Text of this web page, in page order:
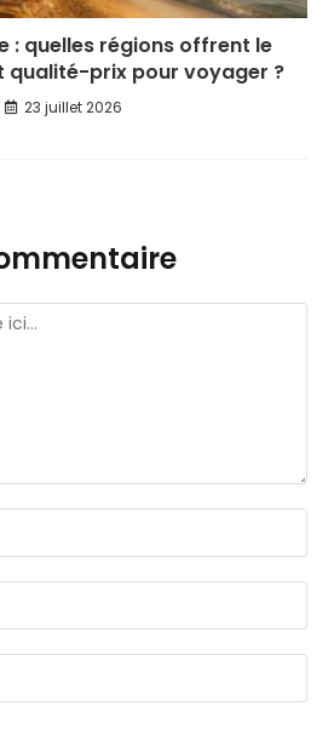
: quelles régions offrent le
qualité-prix pour voyager ?
23 juillet 2026